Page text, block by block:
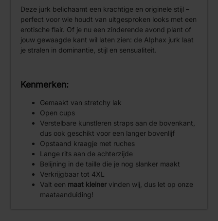
Deze jurk belichaamt een krachtige en originele stijl –
perfect voor wie houdt van uitgesproken looks met een
erotische flair. Of je nu een zinderende avond plant of
jouw gewaagde kant wil laten zien: de Alphax jurk laat
je stralen in dominantie, stijl en sensualiteit.
Kenmerken:
Gemaakt van stretchy lak
Open cups
Verstelbare kunstleren straps aan de bovenkant,
dus ook geschikt voor een langer bovenlijf
Opstaand kraagje met ruches
Lange rits aan de achterzijde
Belijning in de taille die je nog slanker maakt
Verkrijgbaar tot 4XL
Valt een maat kleinervinden wij, dus let op onze
maataanduiding!